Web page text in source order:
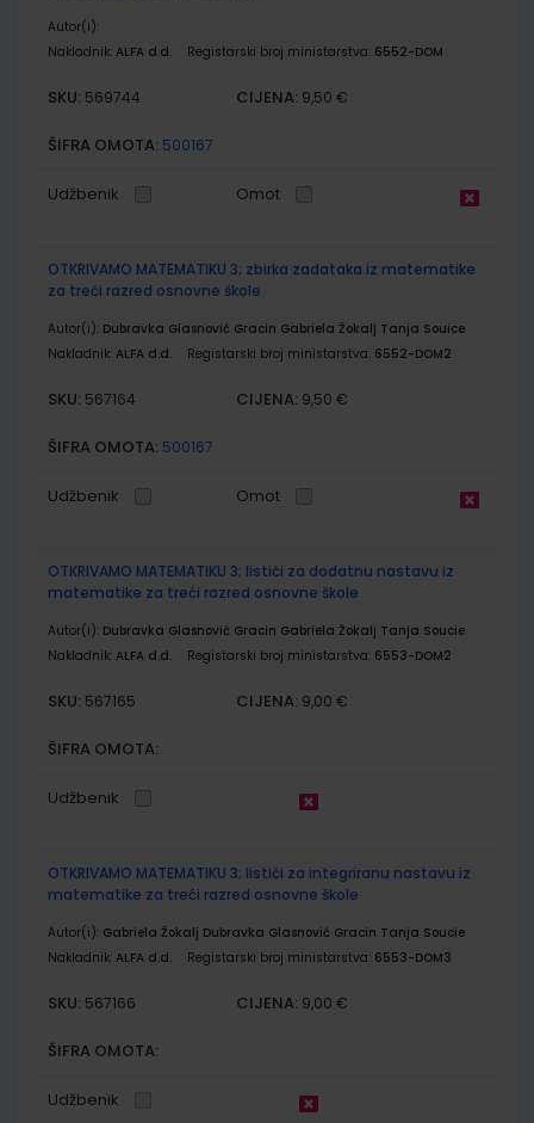
Autor(i):
Nakladnik: ALFA d.d. Registarski broj ministarstva: 6552-DOM
SKU: 569744 CIJENA: 9,50 €
ŠIFRA OMOTA: 500167
Udžbenik Omot
OTKRIVAMO MATEMATIKU 3; zbirka zadataka iz matematike
za treći razred osnovne škole
Autor(i): Dubravka Glasnović Gracin Gabriela Žokalj Tanja Souice
Nakladnik: ALFA d.d. Registarski broj ministarstva: 6552-DOM2
SKU: 567164 CIJENA: 9,50 €
ŠIFRA OMOTA: 500167
Udžbenik Omot
OTKRIVAMO MATEMATIKU 3; listići za dodatnu nastavu iz
matematike za treći razred osnovne škole
Autor(i): Dubravka Glasnović Gracin Gabriela Žokalj Tanja Soucie
Nakladnik: ALFA d.d. Registarski broj ministarstva: 6553-DOM2
SKU: 567165 CIJENA: 9,00 €
ŠIFRA OMOTA:
Udžbenik
OTKRIVAMO MATEMATIKU 3; listići za integriranu nastavu iz
matematike za treći razred osnovne škole
Autor(i): Gabriela Žokalj Dubravka Glasnović Gracin Tanja Soucie
Nakladnik: ALFA d.d. Registarski broj ministarstva: 6553-DOM3
SKU: 567166 CIJENA: 9,00 €
ŠIFRA OMOTA:
Udžbenik